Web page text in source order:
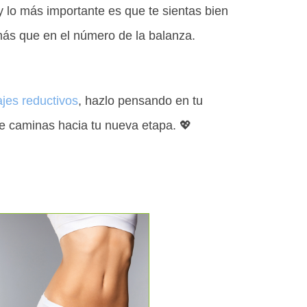
más importante es que te sientas bien
que en el número de la balanza.
reductivos, hazlo pensando en tu
caminas hacia tu nueva etapa. 💖